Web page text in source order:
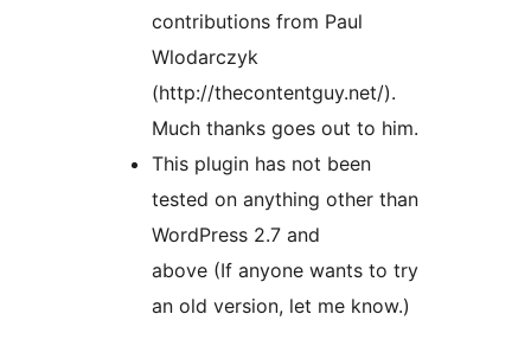
contributions from Paul
Wlodarczyk
(http://thecontentguy.net/).
Much thanks goes out to him.
This plugin has not been
tested on anything other than
WordPress 2.7 and
above (If anyone wants to try
an old version, let me know.)